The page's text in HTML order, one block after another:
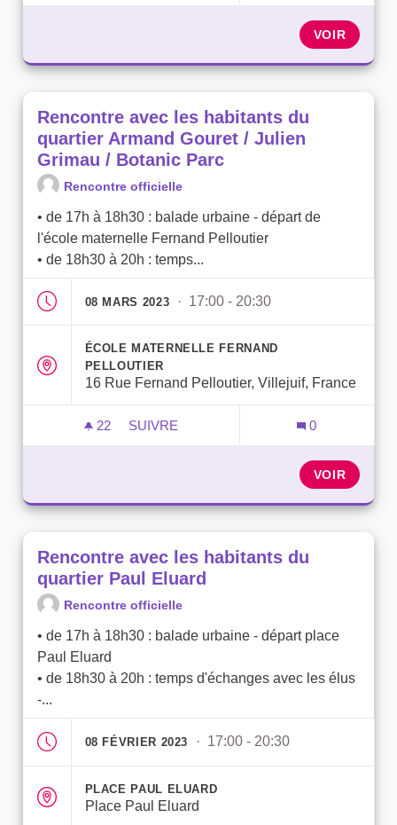
VOIR
Rencontre avec les habitants du
quartier Armand Gouret / Julien
Grimau / Botanic Parc
Rencontre officielle
• de 17h à 18h30 : balade urbaine - départ de
l'école maternelle Fernand Pelloutier
• de 18h30 à 20h : temps...
08 MARS 2023 · 17:00 - 20:30
ÉCOLE MATERNELLE FERNAND
PELLOUTIER
16 Rue Fernand Pelloutier, Villejuif, France
22 22 ABONNÉS
SUIVRE
0
VOIR
Rencontre avec les habitants du
quartier Paul Eluard
Rencontre officielle
• de 17h à 18h30 : balade urbaine - départ place
Paul Eluard
• de 18h30 à 20h : temps d'échanges avec les élus
-...
08 FÉVRIER 2023 · 17:00 - 20:30
PLACE PAUL ELUARD
Place Paul Eluard